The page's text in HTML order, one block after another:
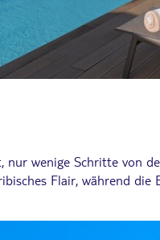
wenige Schritte von
Flair, während